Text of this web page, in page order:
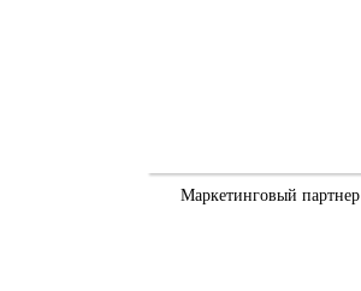
Маркетинговый партнер